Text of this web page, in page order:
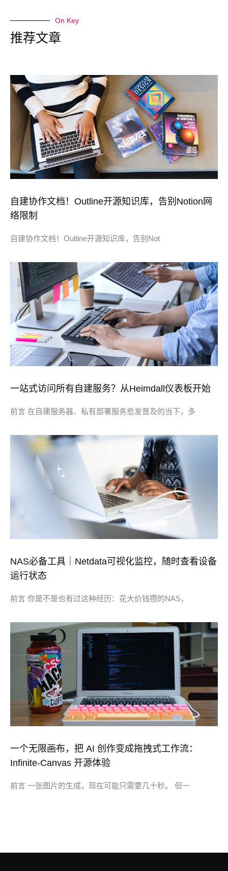
On Key
推荐文章
自建协作文档！Outline开源知识库，告别Notion网
络限制
自建协作文档！Outline开源知识库，告别Not
一站式访问所有自建服务？从Heimdall仪表板开始
前言 在自建服务器、私有部署服务愈发普及的当下，多
NAS必备工具｜Netdata可视化监控，随时查看设备
运行状态
前言 你是不是也有过这种经历：花大价钱攒的NAS，
一个无限画布，把 AI 创作变成拖拽式工作流：
Infinite-Canvas 开源体验
前言 一张图片的生成，现在可能只需要几十秒。 但一